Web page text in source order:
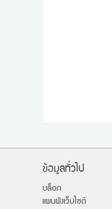
ข้อมูลทั่วไป
บล็อก
แผนผังเว็บไซต์